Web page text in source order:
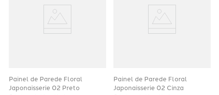
Painel de Parede Floral
Japonaisserie 02 Preto
Painel de Parede Floral
Japonaisserie 02 Cinza